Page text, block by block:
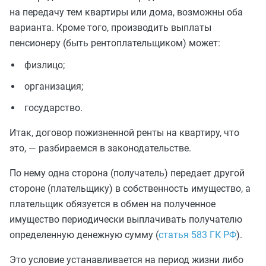
на передачу тем квартиры или дома, возможны оба
варианта. Кроме того, производить выплаты
пенсионеру (быть рентоплательщиком) может:
физлицо;
организация;
государство.
Итак, договор пожизненной ренты на квартиру, что
это, — разбираемся в законодательстве.
По нему одна сторона (получатель) передает другой
стороне (плательщику) в собственность имущество, а
плательщик обязуется в обмен на полученное
имущество периодически выплачивать получателю
определенную денежную сумму (статья 583 ГК РФ).
Это условие устанавливается на период жизни либо